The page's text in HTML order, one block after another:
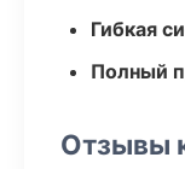
Гибкая
Полный
Отзывы